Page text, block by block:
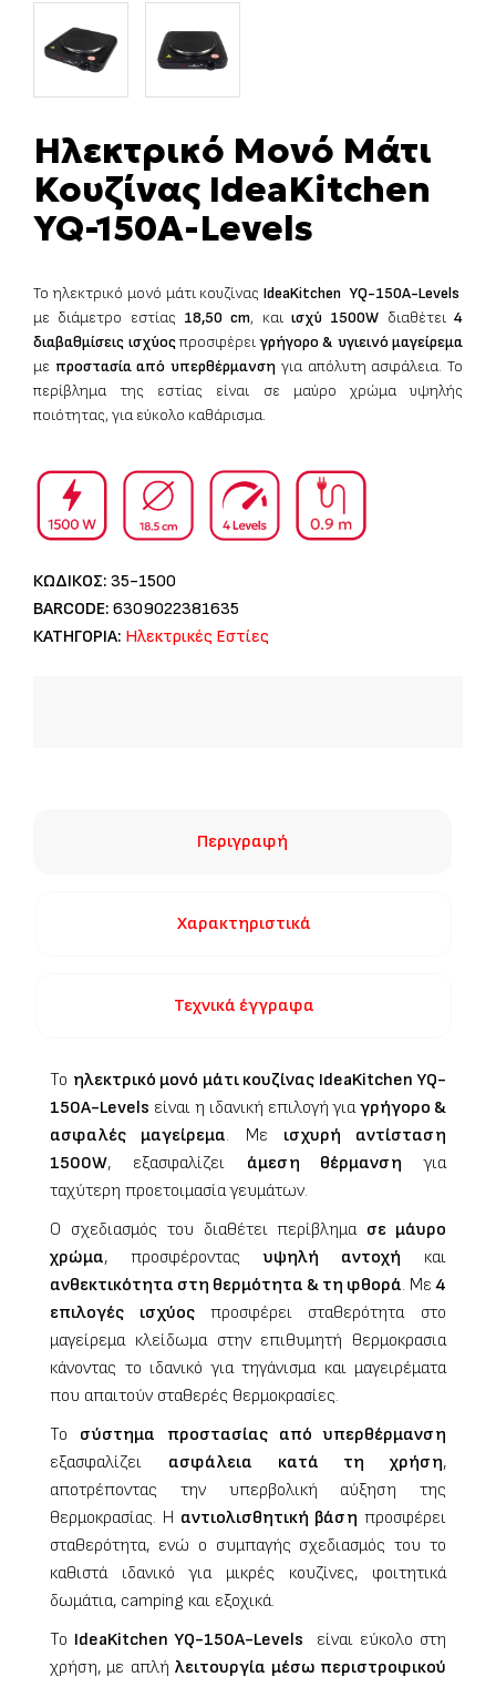
Ηλεκτρικό Μονό Μάτι
Κουζίνας IdeaKitchen
YQ-150A-Levels
Το ηλεκτρικό μονό μάτι κουζίναςIdeaKitchen YQ-150A-Levels
με διάμετρο εστίας 18,50 cm, καιισχύ 1500W διαθέτει4
διαβαθμίσεις ισχύος προσφέρειγρήγορο & υγιεινό μαγείρεμα
με προστασία από υπερθέρμανση για απόλυτη ασφάλεια. Το
περίβλημα της εστίας είναι σε μαύρο χρώμα υψηλής
ποιότητας, για εύκολο καθάρισμα.
ΚΩΔΙΚΟΣ: 35-1500
BARCODE: 6309022381635
ΚΑΤΗΓΟΡΙΑ: Ηλεκτρικές Εστίες
Περιγραφή
Χαρακτηριστικά
Τεχνικά έγγραφα
Το ηλεκτρικό μονό μάτι κουζίνας IdeaKitchen YQ-
150A-Levels είναι η ιδανική επιλογή γιαγρήγορο &
ασφαλές μαγείρεμα. Με ισχυρή αντίσταση
1500W, εξασφαλίζει άμεση θέρμανση για
ταχύτερη προετοιμασία γευμάτων.
Ο σχεδιασμός του διαθέτει περίβλημα σε μάυρο
χρώμα, προσφέρονταςυψηλή αντοχή και
ανθεκτικότητα στη θερμότητα & τη φθορά. Με 4
επιλογές ισχύος προσφέρει σταθερότητα στο
μαγείρεμα κλείδωμα στην επιθυμητή θερμοκρασια
κάνοντας το ιδανικό για τηγάνισμα και μαγειρέματα
που απαιτούν σταθερές θερμοκρασίες.
Το σύστημα προστασίας από υπερθέρμανση
εξασφαλίζει ασφάλεια κατά τη χρήση,
αποτρέποντας την υπερβολική αύξηση της
θερμοκρασίας. Η αντιολισθητική βάση προσφέρει
σταθερότητα, ενώ ο συμπαγής σχεδιασμός του το
καθιστά ιδανικό για μικρές κουζίνες, φοιτητικά
δωμάτια, camping και εξοχικά.
Το IdeaKitchen YQ-150A-Levels είναι εύκολο στη
χρήση, με απλήλειτουργία μέσω περιστροφικού